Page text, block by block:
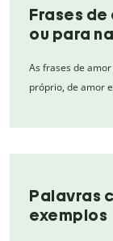
Frases
ou para
As frases de
próprio, de amor
Palavras
exemplos